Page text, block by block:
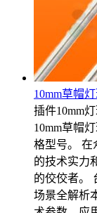
10mm草帽
插件10mm
10mm草帽
格型号。 在
的技术实力
的佼佼者。
场景全解析